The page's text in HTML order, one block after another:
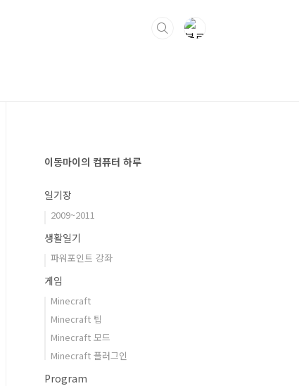
이동마이의 컴퓨터 하루
일기장
2009~2011
생활일기
파워포인트 강좌
게임
Minecraft
Minecraft 팁
Minecraft 모드
Minecraft 플러그인
Program